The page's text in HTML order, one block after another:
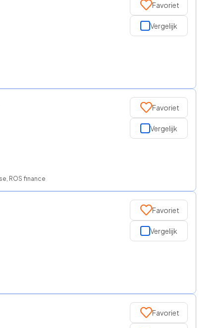
Favoriet
Vergelijk
ROS finance
Favoriet
Vergelijk
Favoriet
Vergelijk
Favoriet